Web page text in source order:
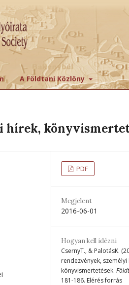
A Földtani Közlöny
hírek,
PDF
Megjelent
2016-06-01
Hogyan kell idézni
CsernyT., & PalotásK.
rendezvények, személyi
könyvismertetések.
181-186. Elérés forrás